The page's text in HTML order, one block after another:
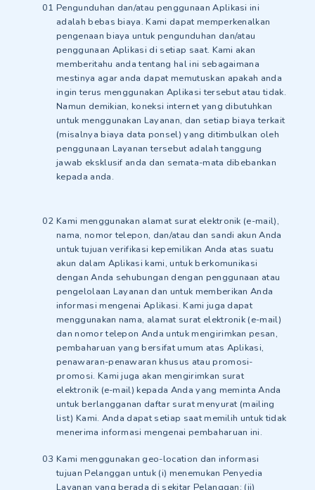
Pengunduhan dan/atau penggunaan Aplikasi ini
adalah bebas biaya. Kami dapat memperkenalkan
pengenaan biaya untuk pengunduhan dan/atau
penggunaan Aplikasi di setiap saat. Kami akan
memberitahu anda tentang hal ini sebagaimana
mestinya agar anda dapat memutuskan apakah anda
ingin terus menggunakan Aplikasi tersebut atau tidak.
Namun demikian, koneksi internet yang dibutuhkan
untuk menggunakan Layanan, dan setiap biaya terkait
(misalnya biaya data ponsel) yang ditimbulkan oleh
penggunaan Layanan tersebut adalah tanggung
jawab eksklusif anda dan semata-mata dibebankan
kepada anda.
Kami menggunakan alamat surat elektronik (e-mail),
nama, nomor telepon, dan/atau dan sandi akun Anda
untuk tujuan verifikasi kepemilikan Anda atas suatu
akun dalam Aplikasi kami, untuk berkomunikasi
dengan Anda sehubungan dengan penggunaan atau
pengelolaan Layanan dan untuk memberikan Anda
informasi mengenai Aplikasi. Kami juga dapat
menggunakan nama, alamat surat elektronik (e-mail)
dan nomor telepon Anda untuk mengirimkan pesan,
pembaharuan yang bersifat umum atas Aplikasi,
penawaran-penawaran khusus atau promosi-
promosi. Kami juga akan mengirimkan surat
elektronik (e-mail) kepada Anda yang meminta Anda
untuk berlangganan daftar surat menyurat (mailing
list) Kami. Anda dapat setiap saat memilih untuk tidak
menerima informasi mengenai pembaharuan ini.
Kami menggunakan geo-location dan informasi
tujuan Pelanggan untuk (i) menemukan Penyedia
Layanan yang berada di sekitar Pelanggan; (ii)